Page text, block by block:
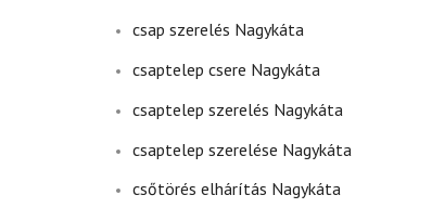
csap szerelés Nagykáta
csaptelep csere Nagykáta
csaptelep szerelés Nagykáta
csaptelep szerelése Nagykáta
csőtörés elhárítás Nagykáta